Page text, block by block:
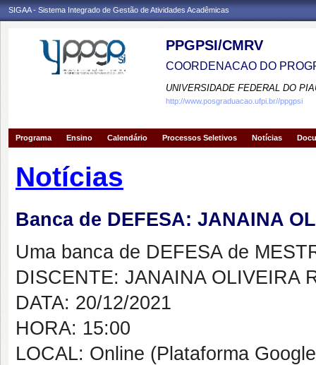
SIGAA - Sistema Integrado de Gestão de Atividades Acadêmicas
PPGPSI/CMRV
COORDENACAO DO
UNIVERSIDADE FEDERAL DO
http://www.posgraduacao.ufpi.br//ppgpsi
Programa Ensino Calendário Processos Seletivos Notícias
Notícias
Banca de DEFESA: JANAINA
Uma banca de DEFESA de
DISCENTE: JANAINA OLIVEIRA
DATA: 20/12/2021
HORA: 15:00
LOCAL: Online (Plataforma